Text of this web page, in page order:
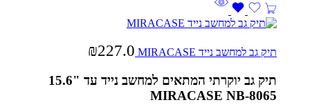
תיק גב למחשב נייד MIRACASE ₪227.0
תיק גב יוקרתי המתאים למחשב נייד עד "15.6
MIRACASE NB-8065